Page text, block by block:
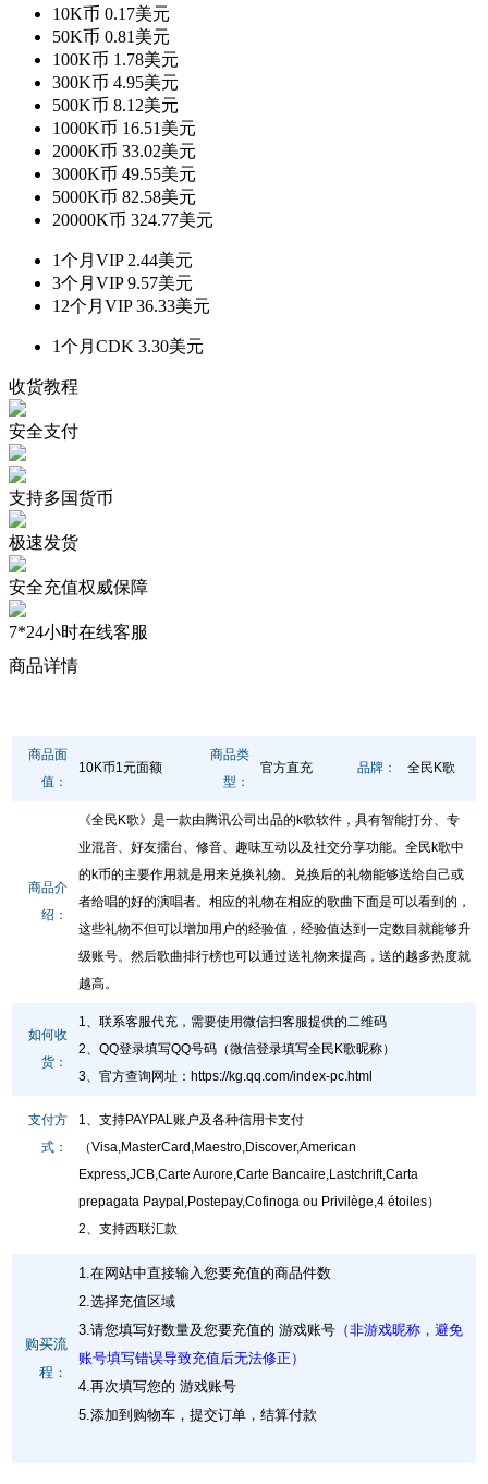
10K币 0.17美元
50K币 0.81美元
100K币 1.78美元
300K币 4.95美元
500K币 8.12美元
1000K币 16.51美元
2000K币 33.02美元
3000K币 49.55美元
5000K币 82.58美元
20000K币 324.77美元
1个月VIP 2.44美元
3个月VIP 9.57美元
12个月VIP 36.33美元
1个月CDK 3.30美元
收货教程
安全支付
支持多国货币
极速发货
安全充值权威保障
7*24小时在线客服
商品详情
商品面
值：
10K币1元面额
商品类
型：
官方直充 品牌： 全民K歌
商品介
绍：
《全民K歌》是一款由腾讯公司出品的k歌软件，具有智能打分、专
业混音、好友擂台、修音、趣味互动以及社交分享功能。全民k歌中
的k币的主要作用就是用来兑换礼物。兑换后的礼物能够送给自己或
者给唱的好的演唱者。相应的礼物在相应的歌曲下面是可以看到的，
这些礼物不但可以增加用户的经验值，经验值达到一定数目就能够升
级账号。然后歌曲排行榜也可以通过送礼物来提高，送的越多热度就
越高。
如何收
货：
1、联系客服代充，需要使用微信扫客服提供的二维码
2、QQ登录填写QQ号码（微信登录填写全民K歌昵称）
3、官方查询网址 ： https://kg.qq.com/index-pc.html
支付方
式：
1、支持PAYPAL账户及各种信用卡支付
（Visa,MasterCard,Maestro,Discover,American
Express,JCB,Carte Aurore,Carte Bancaire,Lastchrift,Carta
prepagata Paypal,Postepay,Cofinoga ou Privilège,4 étoiles）
2、支持西联汇款
购买流
程：
1.在网站中直接输入您要充值的商品件数
2.选择充值区域
3.请您填写好数量及您要充值的 游戏账号 （非游戏昵称，避免
账号填写错误导致充值后无法修正）
4.再次填写您的 游戏账号
5.添加到购物车，提交订单，结算付款